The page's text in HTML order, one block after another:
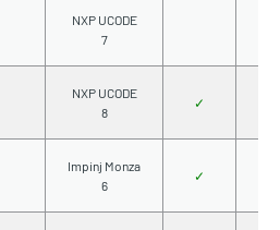
NXP UCODE
7
NXP UCODE
8
✓
Impinj Monza
6
✓